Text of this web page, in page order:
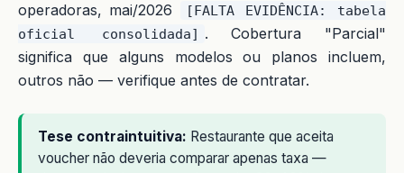
operadoras, mai/2026
[FALTA EVIDÊNCIA: tabela
oficial consolidada] . Cobertura "Parcial"
significa que alguns modelos ou planos incluem,
outros não — verifique antes de contratar.
Tese contraintuitiva: Restaurante que aceita
voucher não deveria comparar apenas taxa —